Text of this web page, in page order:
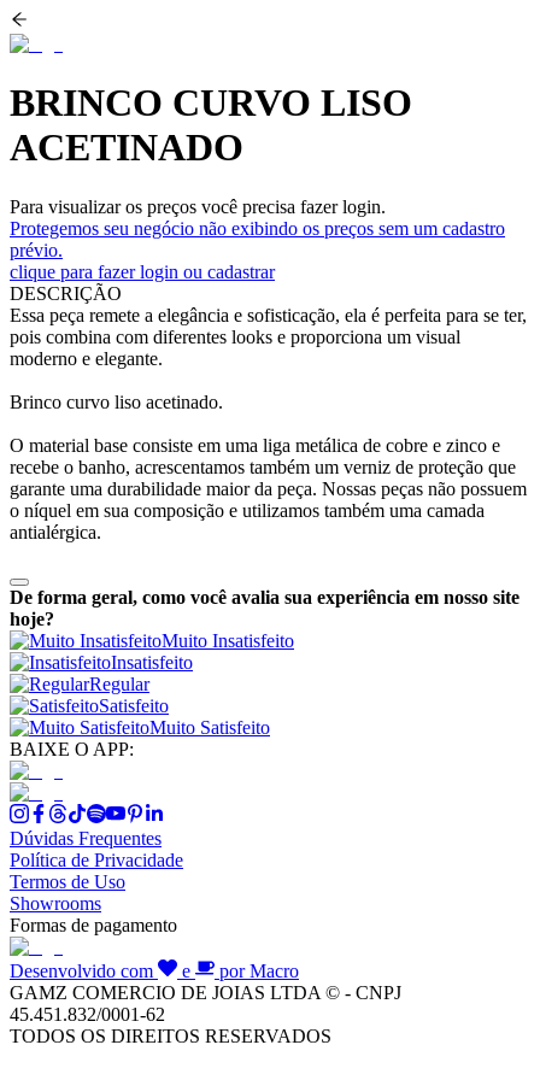
BRINCO CURVO LISO
ACETINADO
Para visualizar os preços você precisa fazer login.
Protegemos seu negócio não exibindo os preços sem um cadastro
prévio.
clique para fazer login ou cadastrar
DESCRIÇÃO
Essa peça remete a elegância e sofisticação, ela é perfeita para se ter,
pois combina com diferentes looks e proporciona um visual
moderno e elegante.
Brinco curvo liso acetinado.
O material base consiste em uma liga metálica de cobre e zinco e
recebe o banho, acrescentamos também um verniz de proteção que
garante uma durabilidade maior da peça. Nossas peças não possuem
o níquel em sua composição e utilizamos também uma camada
antialérgica.
De forma geral, como você avalia sua experiência em nosso site
hoje?
Muito Insatisfeito
Insatisfeito
Regular
Satisfeito
Muito Satisfeito
BAIXE O APP:
Dúvidas Frequentes
Política de Privacidade
Termos de Uso
Showrooms
Formas de pagamento
Desenvolvido com e
por Macro
GAMZ COMERCIO DE JOIAS LTDA © - CNPJ
45.451.832/0001-62
TODOS OS DIREITOS RESERVADOS